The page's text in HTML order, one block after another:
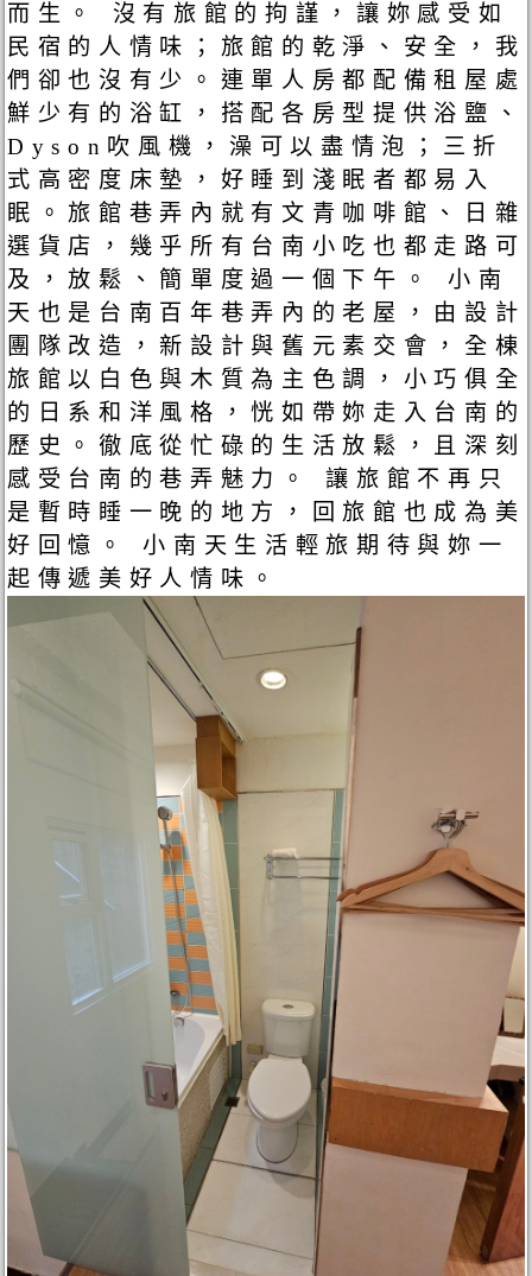
而生。 沒有旅館的拘謹，讓妳感受如
民宿的人情味；旅館的乾淨、安全，我
們卻也沒有少。連單人房都配備租屋處
鮮少有的浴缸，搭配各房型提供浴鹽、
Dyson吹風機，澡可以盡情泡；三折
式高密度床墊，好睡到淺眠者都易入
眠。旅館巷弄內就有文青咖啡館、日雜
選貨店，幾乎所有台南小吃也都走路可
及，放鬆、簡單度過一個下午。 小南
天也是台南百年巷弄內的老屋，由設計
團隊改造，新設計與舊元素交會，全棟
旅館以白色與木質為主色調，小巧俱全
的日系和洋風格，恍如帶妳走入台南的
歷史。徹底從忙碌的生活放鬆，且深刻
感受台南的巷弄魅力。 讓旅館不再只
是暫時睡一晚的地方，回旅館也成為美
好回憶。 小南天生活輕旅期待與妳一
起傳遞美好人情味。